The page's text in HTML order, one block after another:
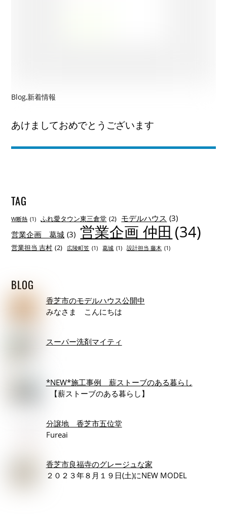
Blog,新着情報
あけましておめでとうございます
TAG
W断熱 (1) ふれ愛タウン東三倉堂 (2) モデルハウス (3)
営業企画 葛城 (3) 営業企画 仲田 (34)
営業担当 吉村 (2) 広陵町笠 (1) 葛城 (1) 設計担当 藤木 (1)
BLOG
香芝市のモデルハウス公開中
みなさま こんにちは
スーパー洗剤マイティ
*NEW*施工事例 薪ストーブのある暮らし
【薪ストーブのある暮らし】
分譲地 香芝市五位堂
Fureai
香芝市良福寺のグレージュな家
２０２３年８月１９日(土)にNEW MODEL